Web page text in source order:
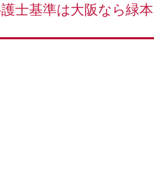
士基準は大阪なら緑